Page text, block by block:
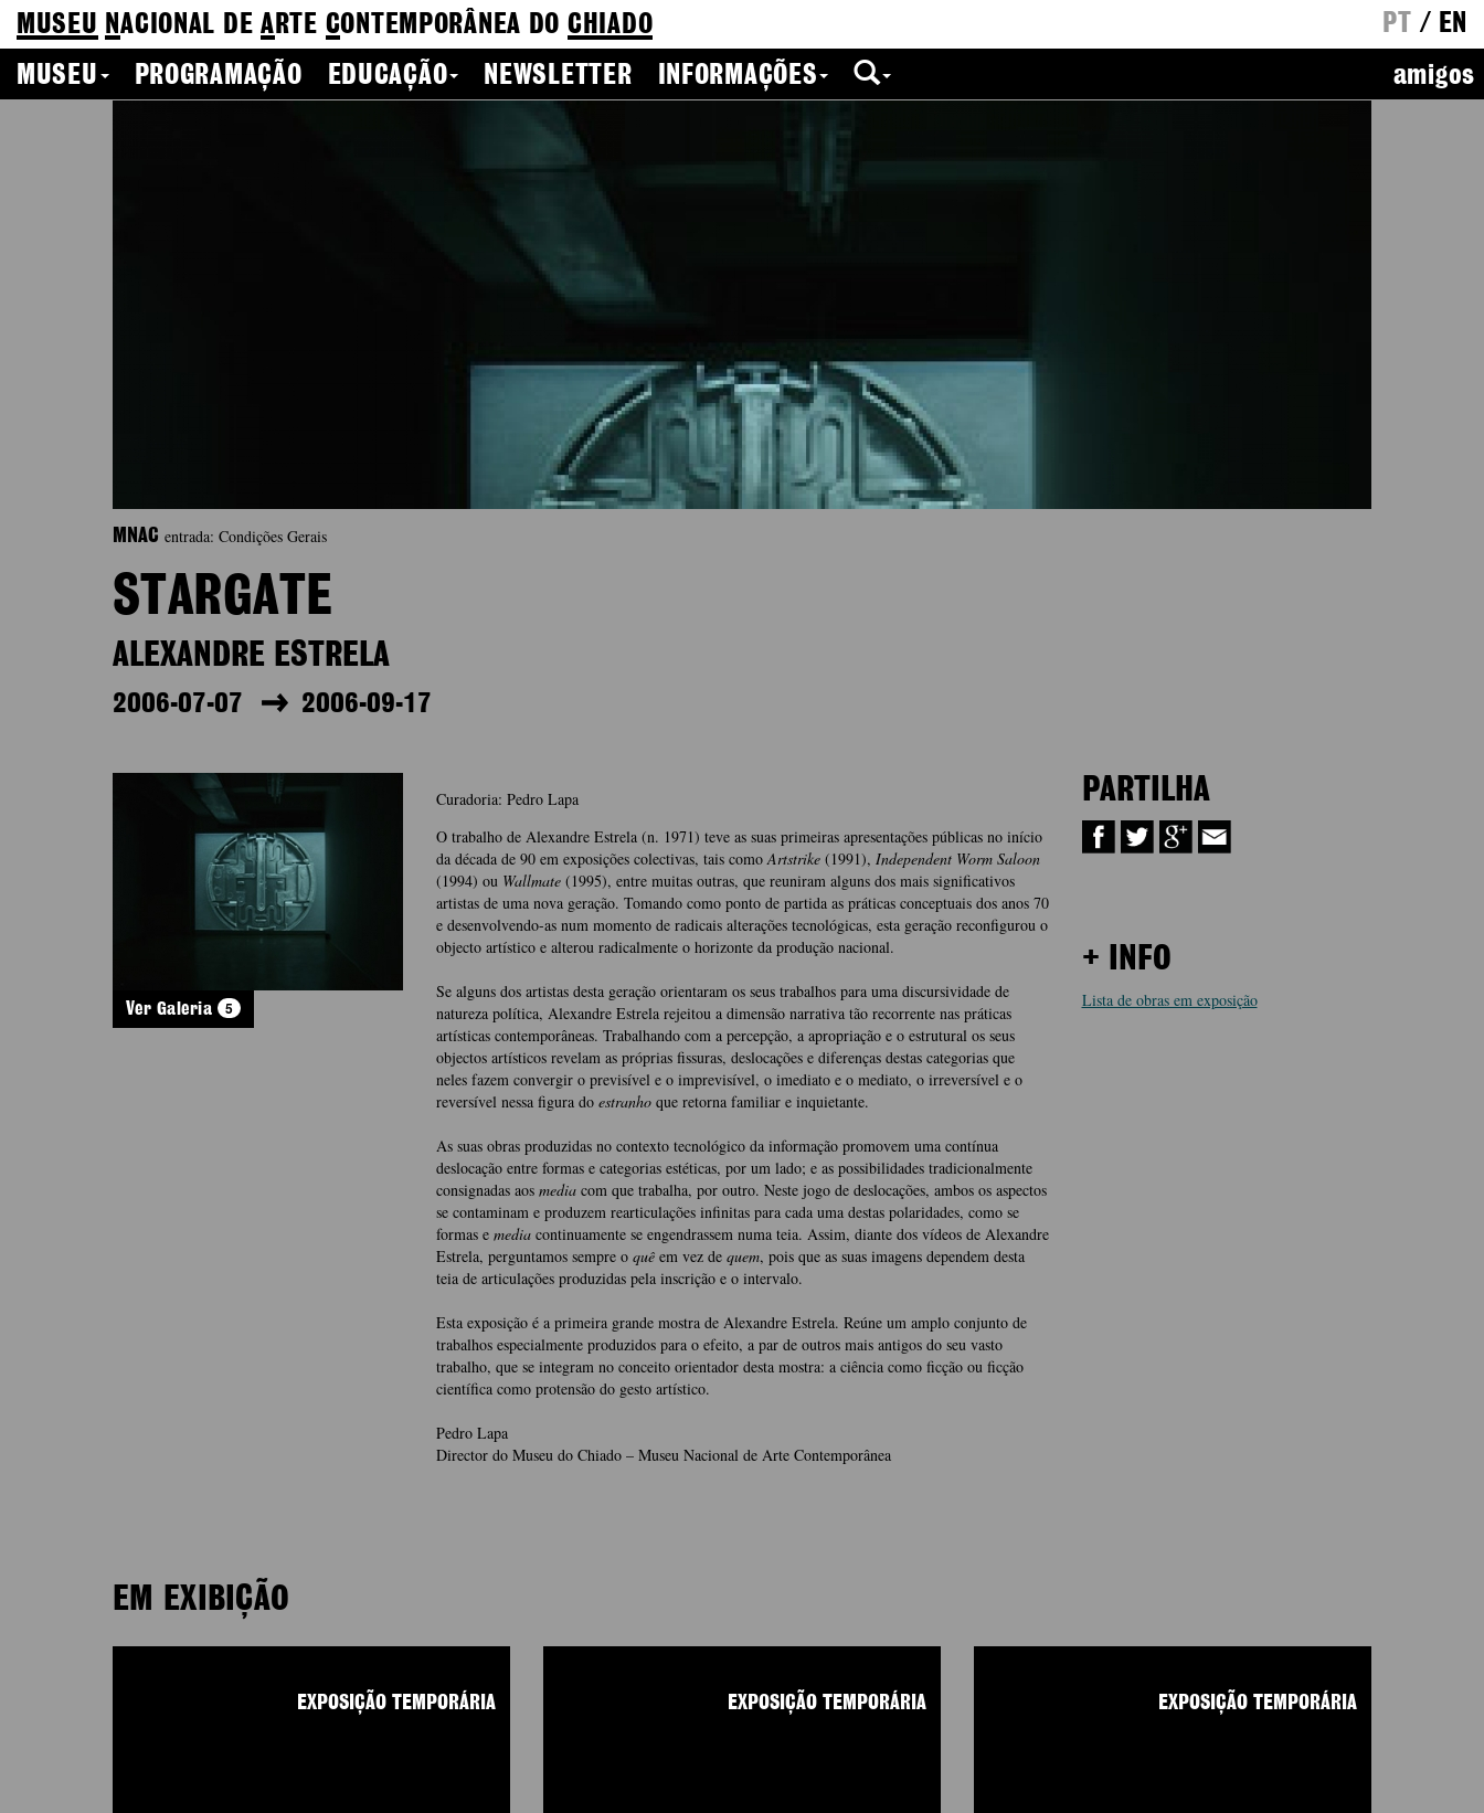
MUSEU NACIONAL DEA RTE CONTEMPORÂNEA DO CHIADO PT / EN
MUSEU
PROGRAMAÇÃO EDUCAÇÃO NEWSLETTER INFORMAÇÕES amigos
MNAC entrada: Condições Gerais
STARGATE
ALEXANDRE ESTRELA
2006-07-07 2006-09-17
Ver Galeria 5
Curadoria: Pedro Lapa
O trabalho de Alexandre Estrela (n. 1971) teve as suas primeiras apresentações públicas no início
da década de 90 em exposições colectivas, tais comoArtstrike (1991), Independent Worm Saloon
(1994) ou Wallmate (1995), entre muitas outras, que reuniram alguns dos mais significativos
artistas de uma nova geração. Tomando como ponto de partida as práticas conceptuais dos anos 70
e desenvolvendo-as num momento de radicais alterações tecnológicas, esta geração reconfigurou o
objecto artístico e alterou radicalmente o horizonte da produção nacional.
Se alguns dos artistas desta geração orientaram os seus trabalhos para uma discursividade de
natureza política, Alexandre Estrela rejeitou a dimensão narrativa tão recorrente nas práticas
artísticas contemporâneas. Trabalhando com a percepção, a apropriação e o estrutural os seus
objectos artísticos revelam as próprias fissuras, deslocações e diferenças destas categorias que
neles fazem convergir o previsível e o imprevisível, o imediato e o mediato, o irreversível e o
reversível nessa figura do estranho que retorna familiar e inquietante.
As suas obras produzidas no contexto tecnológico da informação promovem uma contínua
deslocação entre formas e categorias estéticas, por um lado; e as possibilidades tradicionalmente
consignadas aos mediacom que trabalha, por outro. Neste jogo de deslocações, ambos os aspectos
se contaminam e produzem rearticulações infinitas para cada uma destas polaridades, como se
formas e mediacontinuamente se engendrassem numa teia. Assim, diante dos vídeos de Alexandre
Estrela, perguntamos sempre o quêem vez de quem, pois que as suas imagens dependem desta
teia de articulações produzidas pela inscrição e o intervalo.
Esta exposição é a primeira grande mostra de Alexandre Estrela. Reúne um amplo conjunto de
trabalhos especialmente produzidos para o efeito, a par de outros mais antigos do seu vasto
trabalho, que se integram no conceito orientador desta mostra: a ciência como ficção ou ficção
científica como protensão do gesto artístico.
Pedro Lapa
Director do Museu do Chiado – Museu Nacional de Arte Contemporânea
PARTILHA
+ INFO
Lista de obras em exposição
EM EXIBIÇÃO
EXPOSIÇÃO TEMPORÁRIA EXPOSIÇÃO TEMPORÁRIA EXPOSIÇÃO TEMPORÁRIA